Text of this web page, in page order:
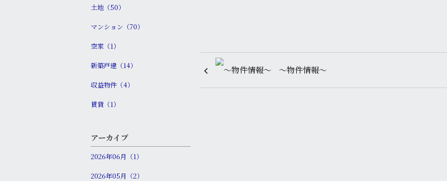
土地（50）
マンション（70）
空家（1）
新築戸建（14）
収益物件（4）
賃貸（1）
アーカイブ
2026年06月（1）
2026年05月（2）
〜物件情報〜